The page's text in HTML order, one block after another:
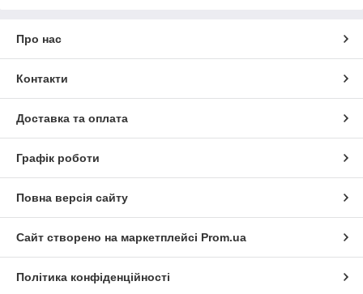
Про нас
Контакти
Доставка та оплата
Графік роботи
Повна версія сайту
Сайт створено на маркетплейсі Prom.ua
Політика конфіденційності